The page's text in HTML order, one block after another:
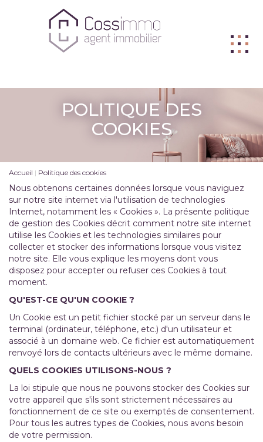
VENDRE
BIENS VENDUS
LOUER
L'AGENCE
ME CONTACTER
FNAIM
POLITIQUE DES
COOKIES
Accueil Politique des cookies
Nous obtenons certaines données lorsque vous naviguez
sur notre site internet via l'utilisation de technologies
Internet, notamment les « Cookies ». La présente politique
de gestion des Cookies décrit comment notre site internet
utilise les Cookies et les technologies similaires pour
collecter et stocker des informations lorsque vous visitez
notre site. Elle vous explique les moyens dont vous
disposez pour accepter ou refuser ces Cookies à tout
moment.
QU'EST-CE QU'UN COOKIE ?
Un Cookie est un petit fichier stocké par un serveur dans le
terminal (ordinateur, téléphone, etc.) d'un utilisateur et
associé à un domaine web. Ce fichier est automatiquement
renvoyé lors de contacts ultérieurs avec le même domaine.
QUELS COOKIES UTILISONS-NOUS ?
La loi stipule que nous ne pouvons stocker des Cookies sur
votre appareil que s'ils sont strictement nécessaires au
fonctionnement de ce site ou exemptés de consentement.
Pour tous les autres types de Cookies, nous avons besoin
de votre permission.